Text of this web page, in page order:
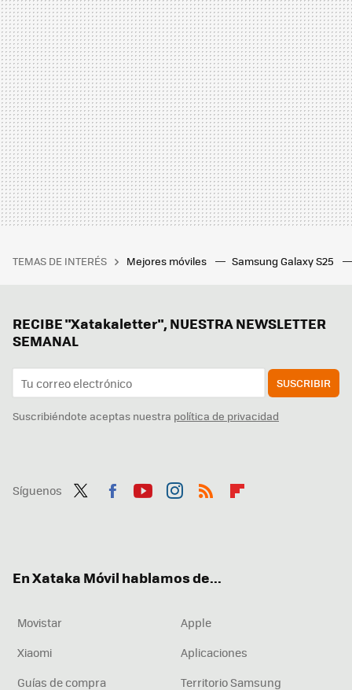
TEMAS DE INTERÉS Mejores móviles Samsung Galaxy S25
RECIBE "Xatakaletter", NUESTRA NEWSLETTER
SEMANAL
SUSCRIBIR
Suscribiéndote aceptas nuestra política de privacidad
Síguenos
En Xataka Móvil hablamos de...
Movistar
Apple
Xiaomi
Aplicaciones
Guías de compra
Territorio Samsung